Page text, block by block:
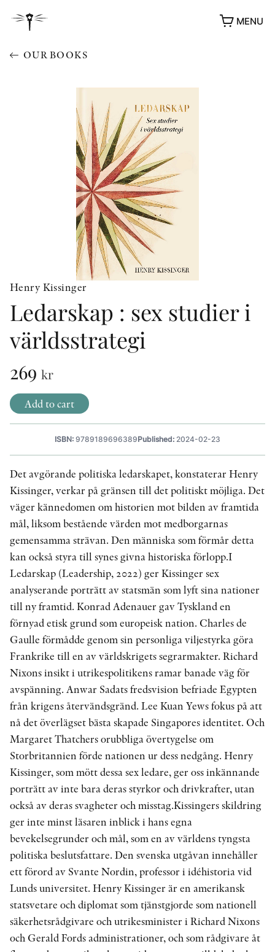
MENU
OUR BOOKS
Henry Kissinger
Ledarskap : sex studier i
världsstrategi
269 kr
Add to cart
ISBN: 9789189696389Published: 2024-02-23
Det avgörande politiska ledarskapet, konstaterar Henry
Kissinger, verkar på gränsen till det politiskt möjliga. Det
väger kännedomen om historien mot bilden av framtida
mål, liksom bestående värden mot medborgarnas
gemensamma strävan. Den människa som förmår detta
kan också styra till synes givna historiska förlopp.I
Ledarskap (Leadership, 2022) ger Kissinger sex
analyserande porträtt av statsmän som lyft sina nationer
till ny framtid. Konrad Adenauer gav Tyskland en
förnyad etisk grund som europeisk nation. Charles de
Gaulle förmådde genom sin personliga viljestyrka göra
Frankrike till en av världskrigets segrarmakter. Richard
Nixons insikt i utrikespolitikens ramar banade väg för
avspänning. Anwar Sadats fredsvision befriade Egypten
från krigens återvändsgränd. Lee Kuan Yews fokus på att
nå det överlägset bästa skapade Singapores identitet. Och
Margaret Thatchers orubbliga övertygelse om
Storbritannien förde nationen ur dess nedgång. Henry
Kissinger, som mött dessa sex ledare, ger oss inkännande
porträtt av inte bara deras styrkor och drivkrafter, utan
också av deras svagheter och misstag.Kissingers skildring
ger inte minst läsaren inblick i hans egna
bevekelsegrunder och mål, som en av världens tyngsta
politiska beslutsfattare. Den svenska utgåvan innehåller
ett förord av Svante Nordin, professor i idéhistoria vid
Lunds universitet. Henry Kissinger är en amerikansk
statsvetare och diplomat som tjänstgjorde som nationell
säkerhetsrådgivare och utrikesminister i Richard Nixons
och Gerald Fords administrationer, och som rådgivare åt